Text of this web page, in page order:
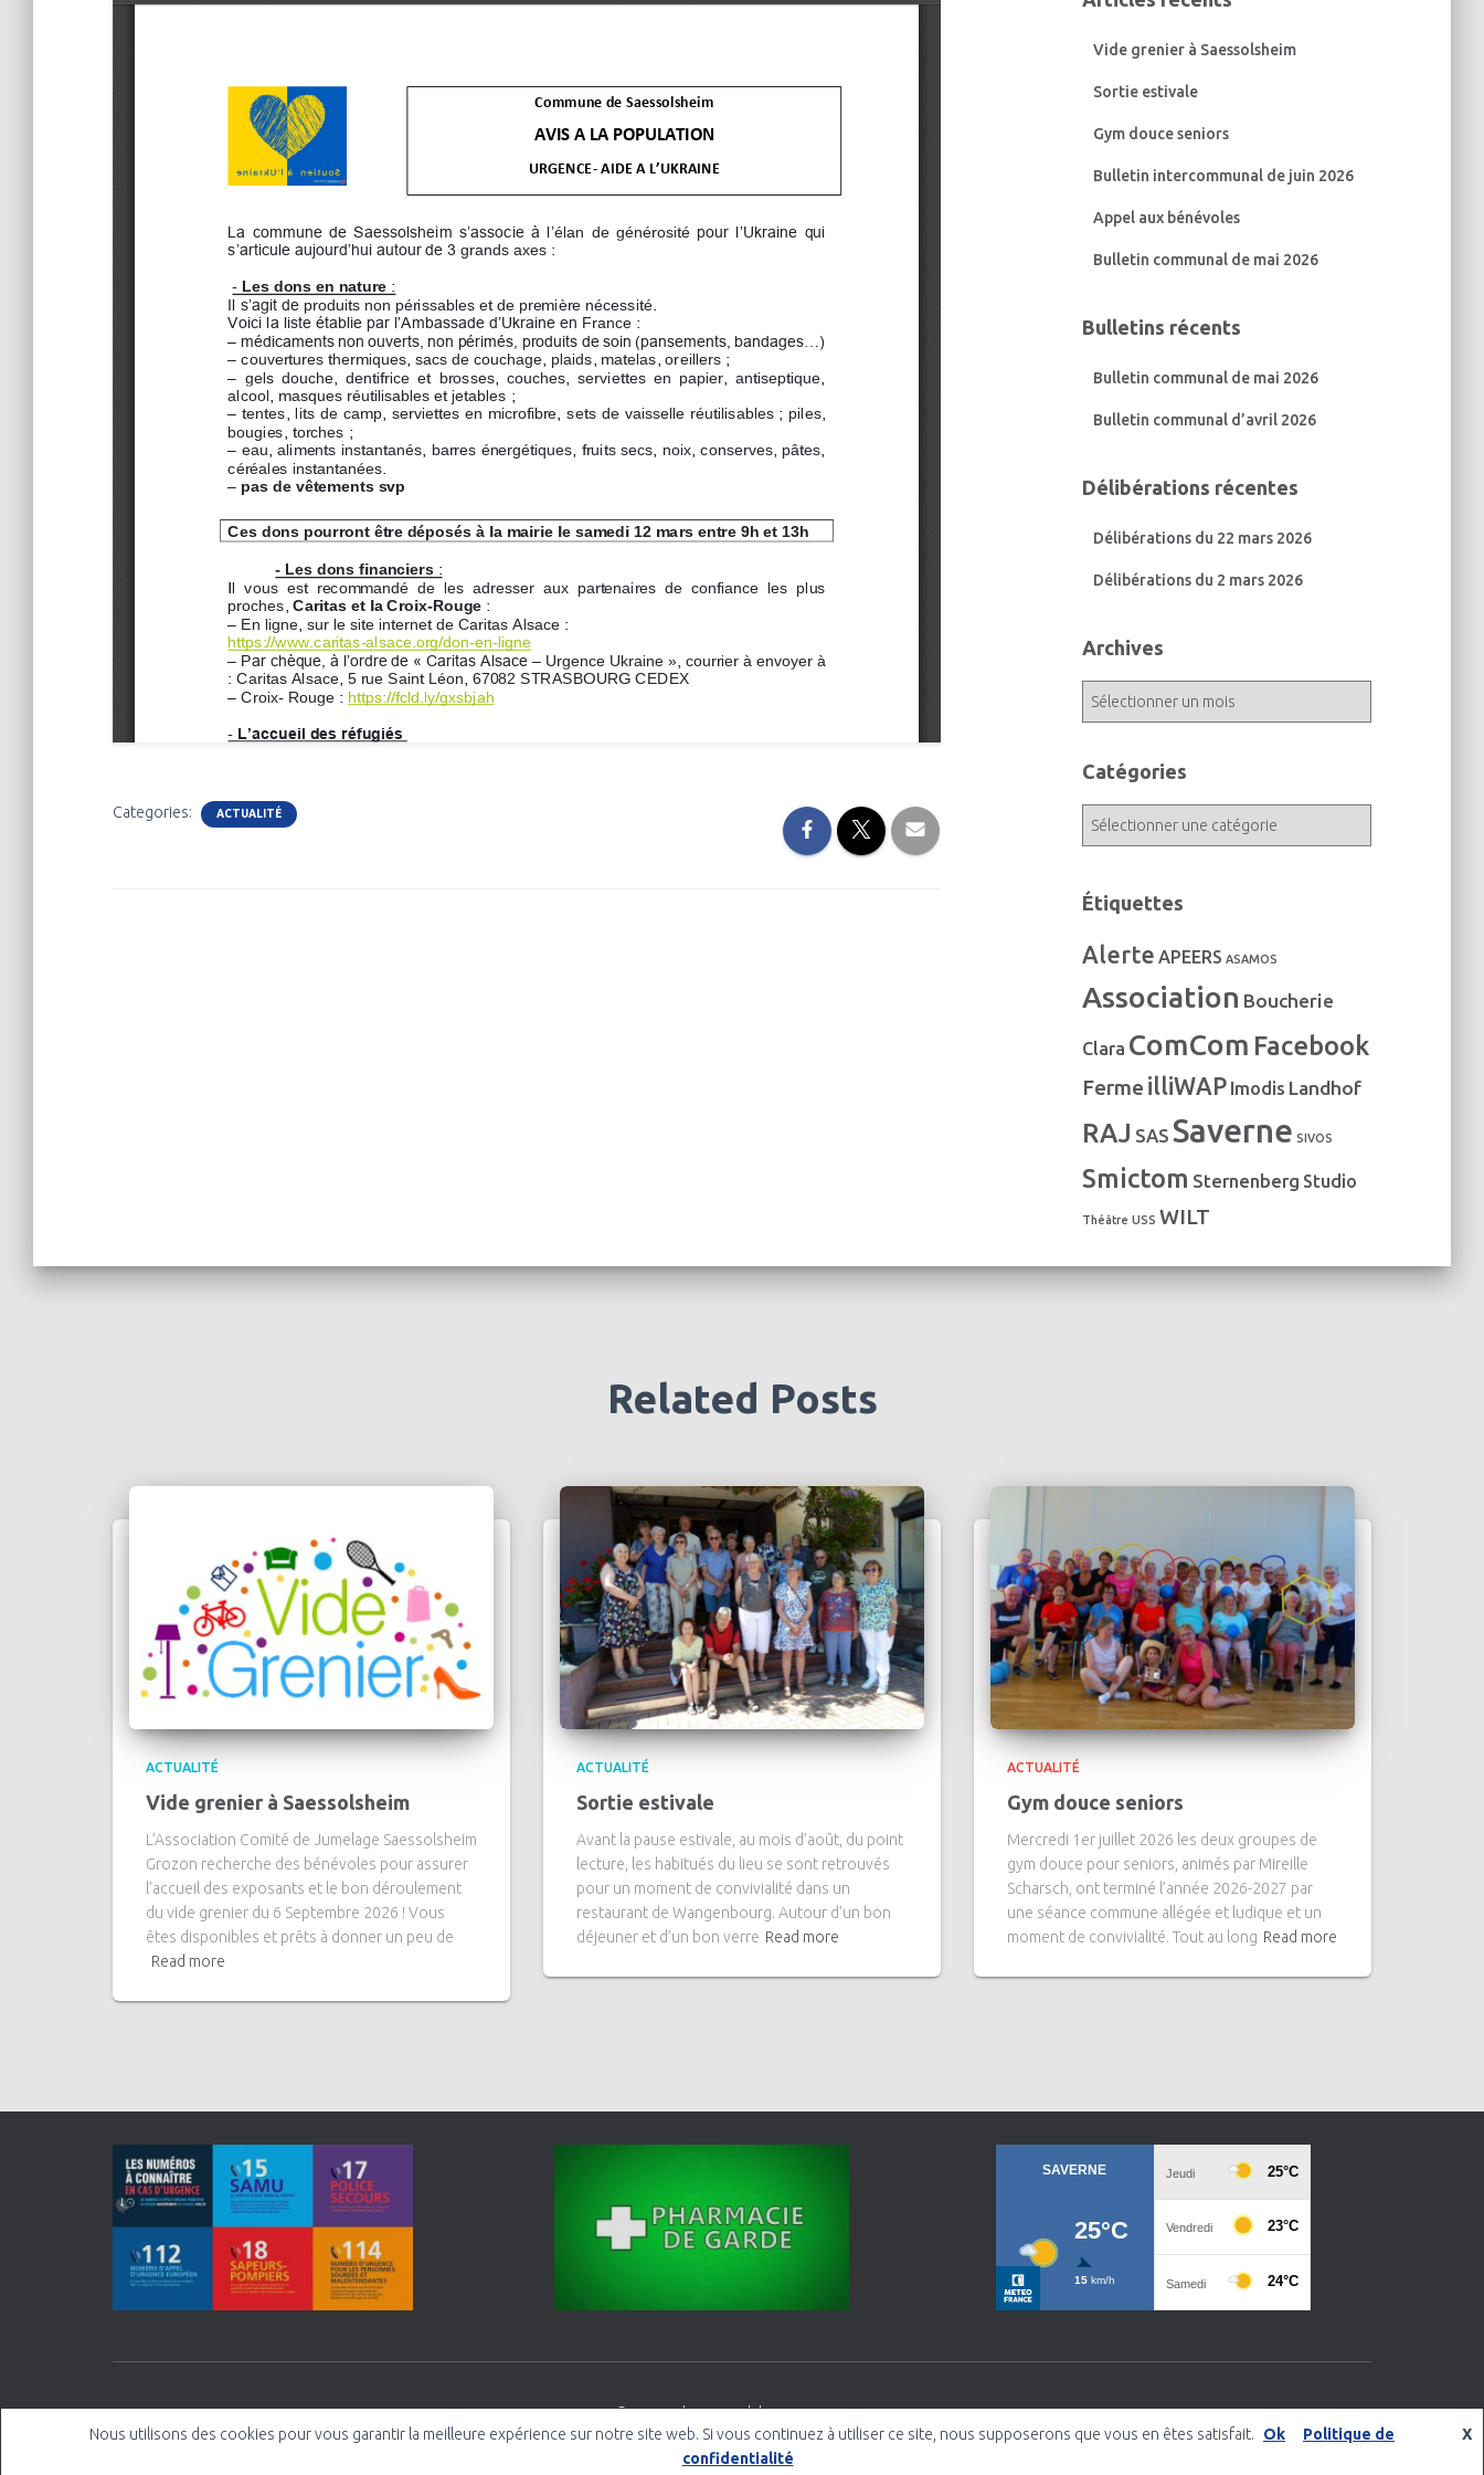
Categories: ACTUALITÉ
r
Vide grenier à Saessolsheim
Sortie estivale
Gym douce seniors
Bulletin intercommunal de juin 2026
Appel aux bénévoles
Bulletin communal de mai 2026
Bulletins récents
Bulletin communal de mai 2026
Bulletin communal d’avril 2026
Délibérations récentes
Délibérations du 22 mars 2026
Délibérations du 2 mars 2026
Archives
h
Catégories
é
g
r
e
Étiquettes
Alerte APEERS ASAMOS
Association Boucherie
Clara ComCom Facebook
Ferme illiWAP Imodis Landhof
RAJ SAS Saverne SIVOS
Smictom Sternenberg Studio
Théâtre USS WILT
Related Posts
ACTUALITÉ
Vide grenier à Saessolsheim
L’Association Comité de Jumelage Saessolsheim
Grozon recherche des bénévoles pour assurer
l’accueil des exposants et le bon déroulement
du vide grenier du 6 Septembre 2026 ! Vous
êtes disponibles et prêts à donner un peu de
Read more
ACTUALITÉ
Sortie estivale
Avant la pause estivale, au mois d’août, du point
lecture, les habitués du lieu se sont retrouvés
pour un moment de convivialité dans un
restaurant de Wangenbourg. Autour d’un bon
déjeuner et d’un bon verre Read more
ACTUALITÉ
Gym douce seniors
Mercredi 1er juillet 2026 les deux groupes de
gym douce pour seniors, animés par Mireille
Scharsch, ont terminé l’année 2026-2027 par
une séance commune allégée et ludique et un
moment de convivialité. Tout au long Read more
© Mairie de Saessolsheim 2005-2026
Politique de confidentialité
Nous utilisons des cookies pour vous garantir la meilleure expérience sur notre site web. Si vous continuez à utiliser ce site, nous supposerons que vous en êtes satisfait. X
Ok
Politique de
confidentialité